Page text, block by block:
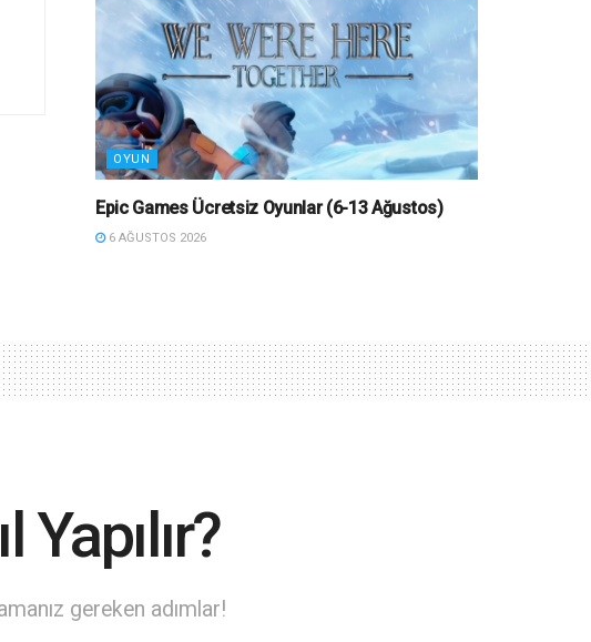
OYUN
Epic Games Ücretsiz Oyunlar (6-13 Ağustos)
6 AĞUSTOS 2026
gereken adımlar!